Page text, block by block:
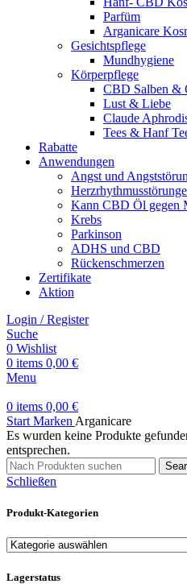
Parfüm
Arganicare
Gesichtspflege
Mundhygiene
Körperpflege
CBD Salben &
Lust & Liebe
Claude
Tees & Hanf
Rabatte
Anwendungen
Angst und
Kann CBD Öl gegen
Krebs
Parkinson
ADHS und CBD
Rückenschmerzen
Zertifikate
Aktion
Login / Register
Suche
0 Wishlist
0 items 0,00 €
Menu
0 items 0,00 €
Start Marken Arganicare
Es wurden keine Produkte
entsprechen.
Schließen
Produkt-Kategorien
Lagerstatus